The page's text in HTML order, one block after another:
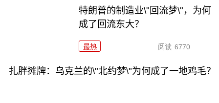
特朗普的制造业\"回流梦\"，为何
成了回流东大？
最热 阅读 6770
扎胖摊牌：乌克兰的\"北约梦\"为何成了一地鸡毛？